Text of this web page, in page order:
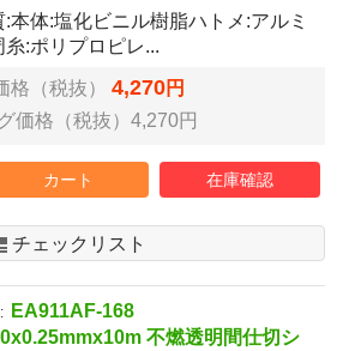
:本体:塩化ビニル樹脂ハトメ:アルミ
糸:ポリプロピレ...
格（税抜） 4,270円
価格（税抜）4,270円
カート 在庫確認
チェックリスト
EA911AF-168
不燃透明間仕切シ